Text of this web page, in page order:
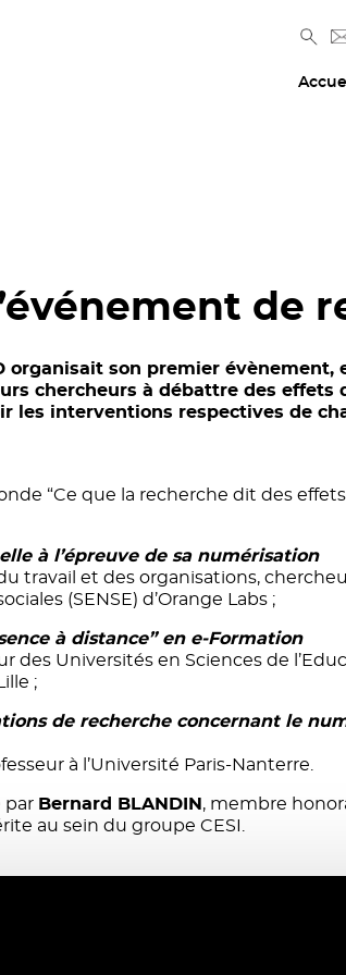
de
organisait son premier
chercheurs à débattre des
les interventions respectives de
“Ce que la recherche dit des
à l’épreuve de sa numérisation
travail et des organisations,
(SENSE) d’Orange Labs ;
à distance” en e-Formation
des Universités en Sciences de
;
de recherche concernant le
à l’Université Paris-Nanterre.
par Bernard BLANDIN , membre
au sein du groupe CESI.